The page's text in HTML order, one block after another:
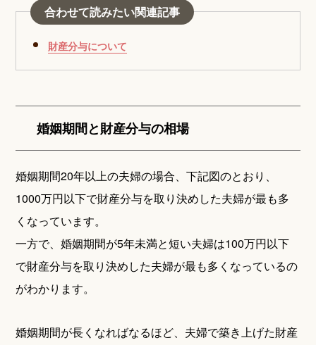
合わせて読みたい関連記事
財産分与について
婚姻期間と財産分与の相場
婚姻期間20年以上の夫婦の場合、下記図のとおり、
1000万円以下で財産分与を取り決めした夫婦が最も多
くなっています。
一方で、婚姻期間が5年未満と短い夫婦は100万円以下
で財産分与を取り決めした夫婦が最も多くなっているの
がわかります。
婚姻期間が長くなればなるほど、夫婦で築き上げた財産